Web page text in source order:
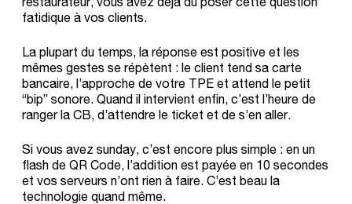
fatidique à vos clients.
La plupart du temps, la réponse est positive et les
mêmes gestes se répètent : le client tend sa carte
bancaire, l’approche de votre TPE et attend le petit
“bip” sonore. Quand il intervient enfin, c’est l’heure de
ranger la CB, d’attendre le ticket et de s’en aller.
Si vous avez sunday, c’est encore plus simple : en un
flash de QR Code, l’addition est payée en 10 secondes
et vos serveurs n’ont rien à faire. C’est beau la
technologie quand même.